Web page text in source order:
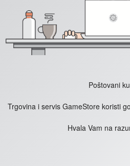
Poštovani
Trgovina i servis GameStore koristi
Hvala Vam na